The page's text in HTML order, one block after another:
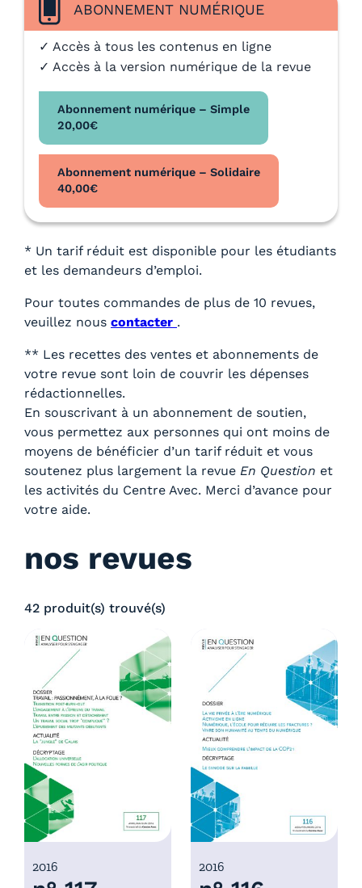
ABONNEMENT NUMÉRIQUE
✓ Accès à tous les contenus en ligne
✓ Accès à la version numérique de la revue
Abonnement numérique – Simple
20,00€
Abonnement numérique – Solidaire
40,00€
* Un tarif réduit est disponible pour les étudiants
et les demandeurs d’emploi.
Pour toutes commandes de plus de 10 revues,
veuillez nous contacter .
** Les recettes des ventes et abonnements de
votre revue sont loin de couvrir les dépenses
rédactionnelles.
En souscrivant à un abonnement de soutien,
vous permettez aux personnes qui ont moins de
moyens de bénéficier d’un tarif réduit et vous
soutenez plus largement la revue En Question et
les activités du Centre Avec. Merci d’avance pour
votre aide.
nos revues
42 produit(s) trouvé(s)
2016 2016